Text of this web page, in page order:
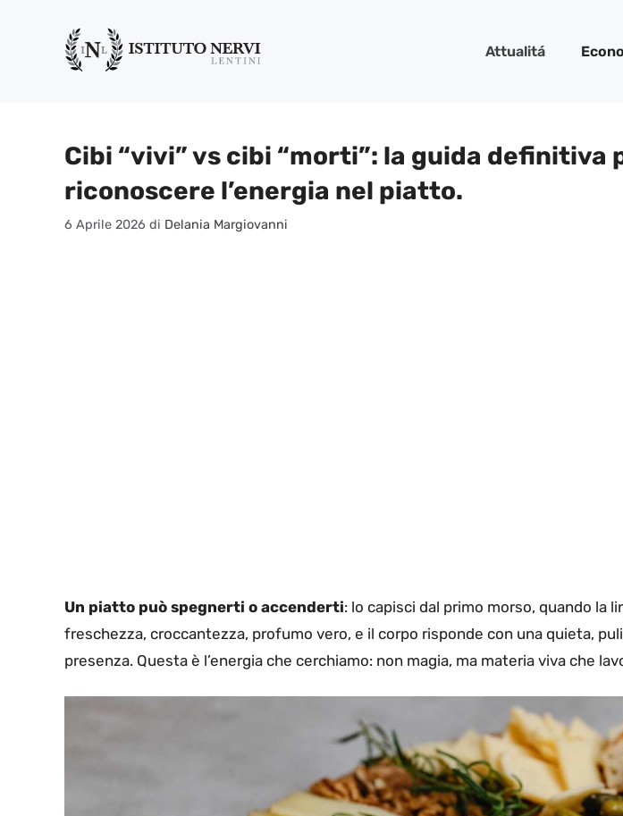
contenuto
Attualitá
Cibi “vivi” vs cibi “morti”: la guida definitiva
riconoscere l’energia nel piatto.
6 Aprile 2026 di Delania Margiovanni
Un piatto può spegnerti o accenderti: lo capisci dal primo morso, quando la
freschezza, croccantezza, profumo vero, e il corpo risponde con una quieta,
presenza. Questa è l’energia che cerchiamo: non magia, ma materia viva che